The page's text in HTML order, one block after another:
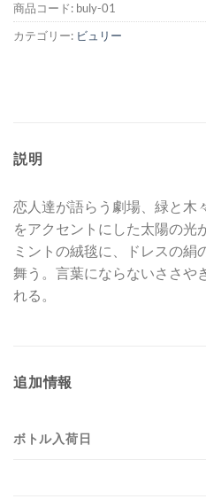
商品コード: buly-01
カテゴリー: ビュリー
説明
恋人達が語らう劇場、緑と木
をアクセントにした太陽の光
ミントの絨毯に、ドレスの絹
舞う。言葉にならないささや
れる。
追加情報
ボトル入荷日